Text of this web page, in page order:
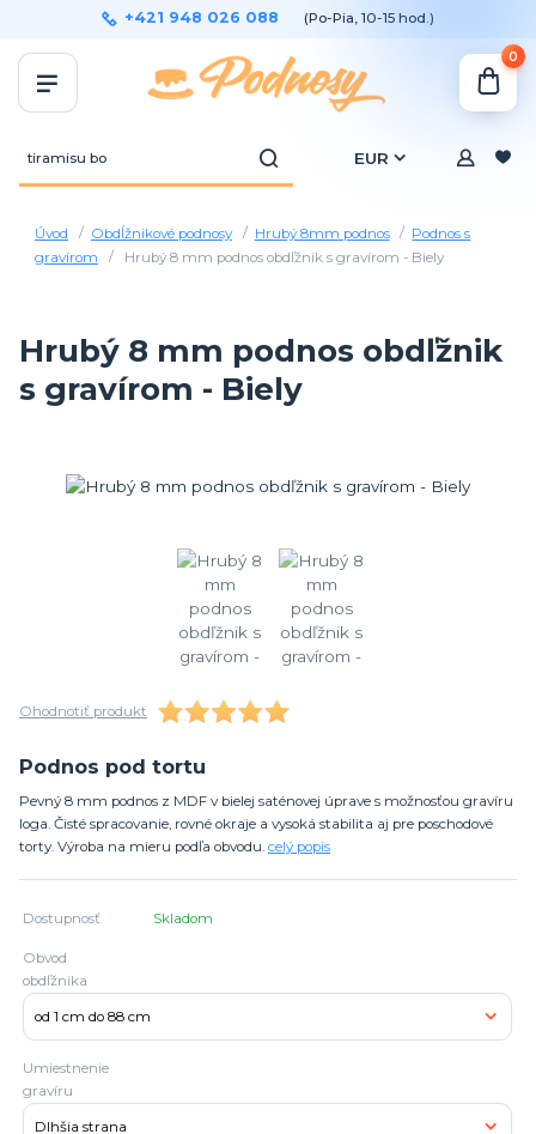
EUR
+421 948 026 088 (Po-Pia, 10-15 hod.)
0
Úvod Obdĺžnikové podnosy Hrubý 8mm podnos
Podnos s
gravírom
Hrubý 8 mm podnos obdľžnik s gravírom - Biely
Hrubý 8 mm podnos obdľžnik
s gravírom - Biely
Ohodnotiť produkt
Podnos pod tortu
Pevný 8 mm podnos z MDF v bielej saténovej úprave s možnosťou gravíru
loga. Čisté spracovanie, rovné okraje a vysoká stabilita aj pre poschodové
torty. Výroba na mieru podľa obvodu. celý popis
Dostupnosť Skladom
Obvod
obdľžnika
Umiestnenie
gravíru